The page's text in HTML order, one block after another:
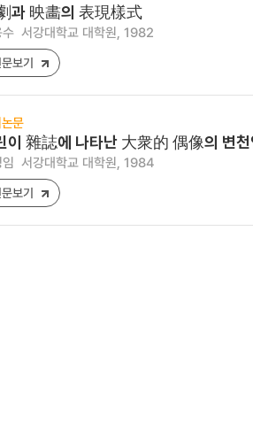
과 映畵의 表現樣式
수 서강대학교 대학원, 1982
보기
문
이 雜誌에 나타난 大衆的 偶像의 변천
서강대학교 대학원, 1984
보기